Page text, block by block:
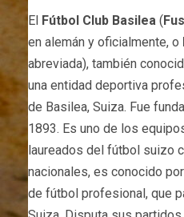
El Fútbol Club Basilea (
en alemán y oficialmente, o
abreviada), también
una entidad deportiva
de Basilea, Suiza. Fue
1893. Es uno de los
laureados del fútbol suizo
nacionales, es conocido
de fútbol profesional, que